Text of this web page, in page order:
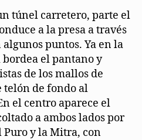
túnel carretero, parte el
a la presa a través
puntos. Ya en la
el pantano y
de los mallos de
de fondo al
el centro aparece el
a ambos lados por
Puro y la Mitra, con